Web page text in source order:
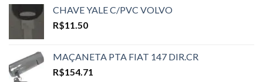
CHAVE YALE C/PVC VOLVO
R$11.50
MAÇANETA PTA FIAT 147 DIR.CR
R$154.71